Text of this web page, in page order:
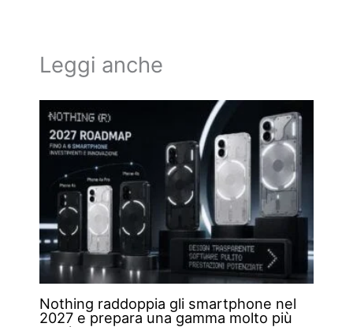
Leggi anche
Nothing raddoppia gli smartphone nel
2027 e prepara una gamma molto più